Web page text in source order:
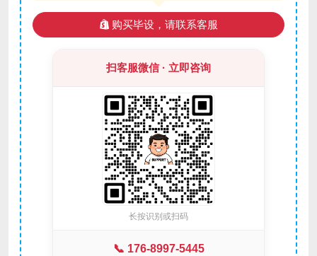
购买毕设，请联系客服
扫客服微信 · 立即咨询
长按识别或扫码
📞 176-8997-5445